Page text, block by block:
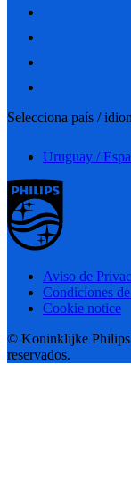
Selecciona país /
Uruguay /
Aviso de
Condiciones
Cookie notice
© Koninklijke Philips
reservados.